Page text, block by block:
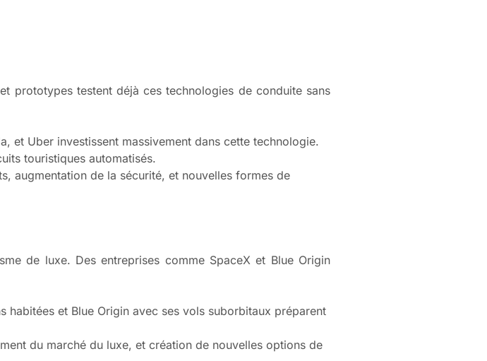
prototypes testent déjà ces technologies de conduite sans
et Uber investissent massivement dans cette technologie.
touristiques automatisés.
augmentation de la sécurité, et nouvelles formes de
de luxe. Des entreprises comme SpaceX et Blue Origin
habitées et Blue Origin avec ses vols suborbitaux préparent
du marché du luxe, et création de nouvelles options de